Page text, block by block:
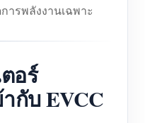
ารพลังงานเฉพาะ
อร์
กับ EVCC